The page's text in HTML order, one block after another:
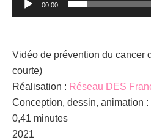
00:00
Vidéo de prévention du cancer
courte)
Réalisation : Réseau DES
Conception, dessin, animation
0,41 minutes
2021